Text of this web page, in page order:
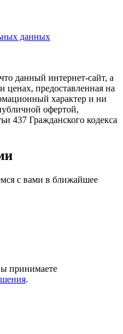
данных
данный интернет-сайт, а
ценах, предоставленная на
характер и ни
офертой,
437 Гражданского кодекса
с вами в ближайшее
принимаете
.